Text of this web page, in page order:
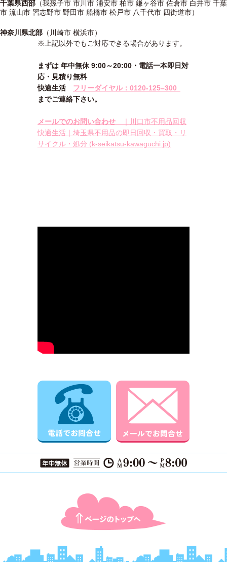
千葉県西部 （我孫子市 市川市 浦安市 柏市 鎌ヶ谷市 佐倉市 白井市 千葉
市 流山市 習志野市 野田市 船橋市 松戸市 八千代市 四街道市）
神奈川県北部 （川崎市 横浜市）
※上記以外でもご対応できる場合があります。
まずは 年中無休 9:00～20:00・電話一本即日対
応・見積り無料
快適生活 フリーダイヤル：0120-125–300
までご連絡下さい。
メールでのお問い合わせ
｜川口市不用品回収
快適生活｜埼玉県不用品の即日回収・買取・リ
サイクル・処分 (k-seikatsu-kawaguchi.jp)
電話でお問合せ